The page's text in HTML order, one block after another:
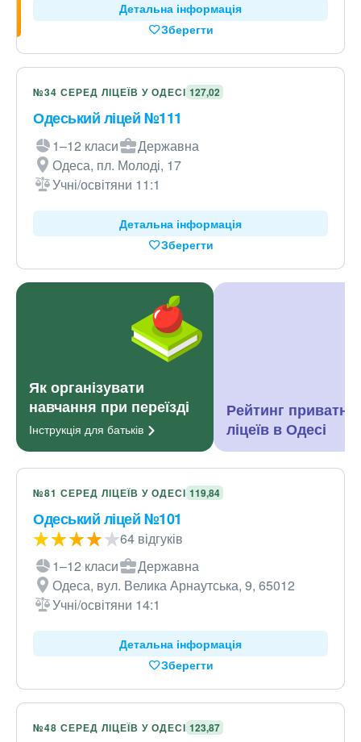
Детальна інформація
Зберегти
№34 СЕРЕД ЛІЦЕЇВ У ОДЕСІ 127,02
Одеський ліцей №111
1–12 класи
Державна
Одеса, пл. Молоді, 17
Учні/освітяни 11:1
Детальна інформація
Зберегти
Як організувати
навчання при переїзді
Інструкція для батьків
Рейтинг
ліцеїв в Одесі
№81 СЕРЕД ЛІЦЕЇВ У ОДЕСІ 119,84
Одеський ліцей №101
64 відгуків
1–12 класи
Державна
Одеса, вул. Велика Арнаутська, 9, 65012
Учні/освітяни 14:1
Детальна інформація
Зберегти
№48 СЕРЕД ЛІЦЕЇВ У ОДЕСІ 123,87